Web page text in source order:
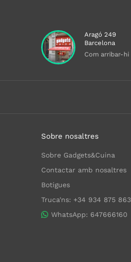
Aragó 249
Barcelona
Com arribar-hi
Sobre nosaltres
Sobre Gadgets&Cuina
Contactar amb nosaltres
Botigues
Truca'ns: +34 934 875 863
WhatsApp: 647666160